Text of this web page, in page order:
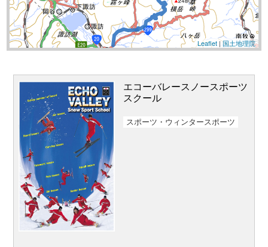
Leaflet|国土地理院
エコーバレースノースポーツ
スクール
スポーツ・ウィンタースポーツ